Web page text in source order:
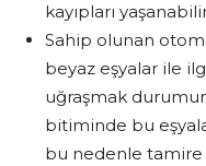
kayıpları
Sahip olunan
beyaz eşyalar ile
uğraşmak
bitiminde bu
bu nedenle